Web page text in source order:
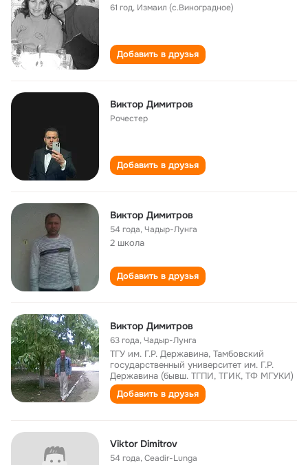
61 год, Измаил (с.Виноградное)
Добавить в друзья
Виктор Димитров
Рочестер
Добавить в друзья
Виктор Димитров
54 года,Чадыр-Лунга
2 школа
Добавить в друзья
Виктор Димитров
63 года,Чадыр-Лунга
ТГУ им. Г.Р. Державина, Тамбовский
государственный университет им. Г.Р.
Державина (бывш. ТГПИ, ТГИК, ТФ МГУКИ)
Добавить в друзья
Viktor Dimitrov
54 года,Ceadir-Lunga